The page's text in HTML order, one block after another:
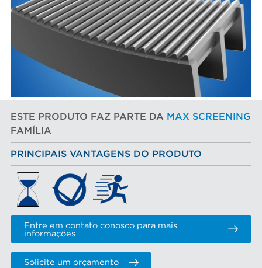
ESTE PRODUTO FAZ PARTE DA MAX SCREENING
FAMÍLIA
PRINCIPAIS VANTAGENS DO PRODUTO
Entre em contato conosco para mais
informações
Solicite um orçamento